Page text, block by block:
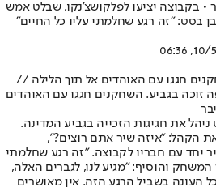
• בקבוצה יציעו לפלקושצ'נקו, שבלט אמש
בסט: "זה רגע שחלמתי עליו כל החיים"
10/5/
חגגו עם האוהדים אל תוך הלילה //
זוכה בגביע. השחקנים חגגו עם האוהדים
את חגיגות הזכייה בגביע המדינה.
הקהל: "איזה שיר אתם רוצים?",
יחד עם חבריו לקבוצה. "זה רגע שחלמתי
והוסיף: "מגיע לנו, לגברים האלה,
העונה בשביל הרגע הזה. אין מאושרים